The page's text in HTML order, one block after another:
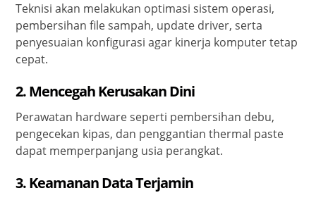
Teknisi akan melakukan optimasi sistem operasi,
pembersihan file sampah, update driver, serta
penyesuaian konfigurasi agar kinerja komputer tetap
cepat.
2. Mencegah Kerusakan Dini
Perawatan hardware seperti pembersihan debu,
pengecekan kipas, dan penggantian thermal paste
dapat memperpanjang usia perangkat.
3. Keamanan Data Terjamin